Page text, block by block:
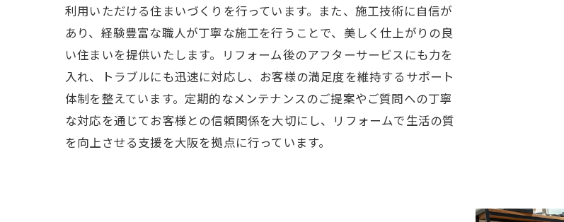
利用いただける住まいづくりを行っています。また、施工技術に自信が
あり、経験豊富な職人が丁寧な施工を行うことで、美しく仕上がりの良
い住まいを提供いたします。リフォーム後のアフターサービスにも力を
入れ、トラブルにも迅速に対応し、お客様の満足度を維持するサポート
体制を整えています。定期的なメンテナンスのご提案やご質問への丁寧
な対応を通じてお客様との信頼関係を大切にし、リフォームで生活の質
を向上させる支援を大阪を拠点に行っています。